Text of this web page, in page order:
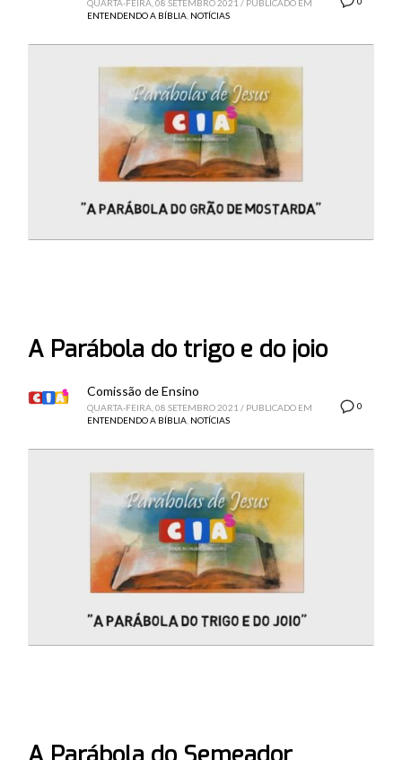
QUARTA-FEIRA, 08 SETEMBRO 2021 / PUBLICADO EM
ENTENDENDO A BÍBLIA, NOTÍCIAS
A Parábola do trigo e do joio
0
Comissão de Ensino
QUARTA-FEIRA, 08 SETEMBRO 2021 / PUBLICADO EM
ENTENDENDO A BÍBLIA, NOTÍCIAS